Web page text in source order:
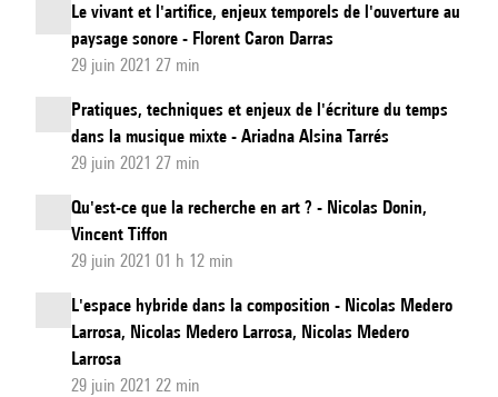
Le vivant et l'artifice, enjeux temporels de l'ouverture au
paysage sonore - Florent Caron Darras
29 juin 2021 27 min
Pratiques, techniques et enjeux de l'écriture du temps
dans la musique mixte - Ariadna Alsina Tarrés
29 juin 2021 27 min
Qu'est-ce que la recherche en art ? - Nicolas Donin,
Vincent Tiffon
29 juin 2021 01 h 12 min
L'espace hybride dans la composition - Nicolas Medero
Larrosa, Nicolas Medero Larrosa, Nicolas Medero
Larrosa
29 juin 2021 22 min